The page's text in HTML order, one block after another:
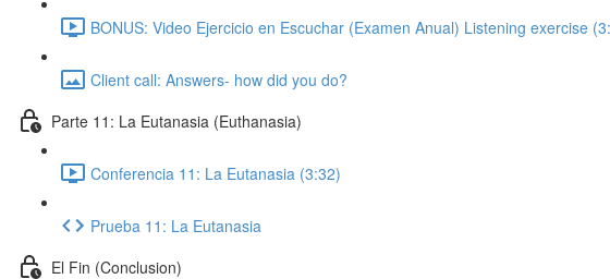
BONUS: Video Ejercicio en Escuchar (Examen Anual) Listening exercise
Client call: Answers- how did you do?
Parte 11: La Eutanasia (Euthanasia)
Conferencia 11: La Eutanasia (3:32)
Prueba 11: La Eutanasia
El Fin (Conclusion)